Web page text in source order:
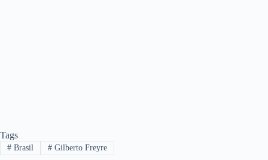
Tags
#Brasil #Gilberto Freyre